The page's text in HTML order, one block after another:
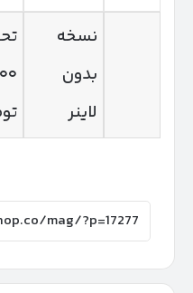
نسخه
بدون
لاینر